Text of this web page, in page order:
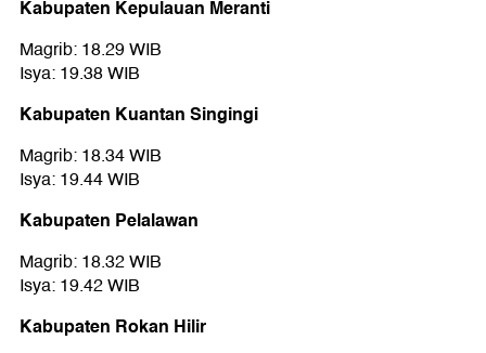
Kabupaten Kepulauan Meranti
Magrib: 18.29 WIB
Isya: 19.38 WIB
Kabupaten Kuantan Singingi
Magrib: 18.34 WIB
Isya: 19.44 WIB
Kabupaten Pelalawan
Magrib: 18.32 WIB
Isya: 19.42 WIB
Kabupaten Rokan Hilir